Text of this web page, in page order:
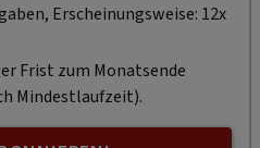
Erscheinungsweise: 12x
Frist zum Monatsende
Mindestlaufzeit).